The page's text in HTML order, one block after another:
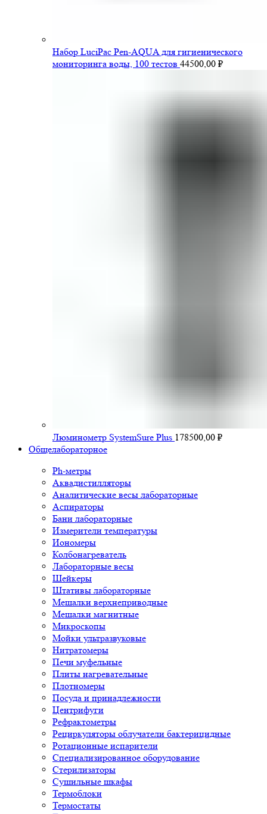
Набор LuciPac Pen-AQUA для гигиенического
мониторинга воды, 100 тестов 44500,00 ₽
Люминометр SystemSure Plus 178500,00 ₽
Общелабораторное
Ph-метры
Аквадистилляторы
Аналитические весы лабораторные
Аспираторы
Бани лабораторные
Измерители температуры
Иономеры
Колбонагреватель
Лабораторные весы
Шейкеры
Штативы лабораторные
Мешалки верхнеприводные
Мешалки магнитные
Микроскопы
Мойки ультразвуковые
Нитратомеры
Печи муфельные
Плиты нагревательные
Плотномеры
Посуда и принадлежности
Центрифуги
Рефрактометры
Рециркуляторы облучатели бактерицидные
Ротационные испарители
Специализированное оборудование
Стерилизаторы
Сушильные шкафы
Термоблоки
Термостаты